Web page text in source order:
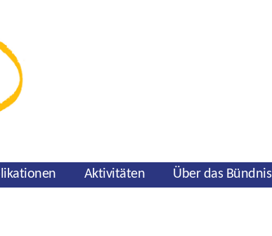
Aktivitäten Über das Bündnis